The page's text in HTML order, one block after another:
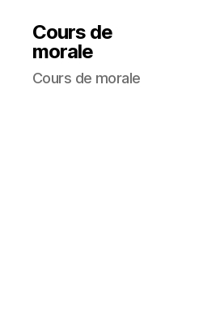
Cours de
morale
Cours de morale